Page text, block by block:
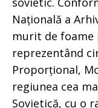
Națională a
murit de foame
reprezentând
Proporțional,
regiunea cea
Sovietică, cu o